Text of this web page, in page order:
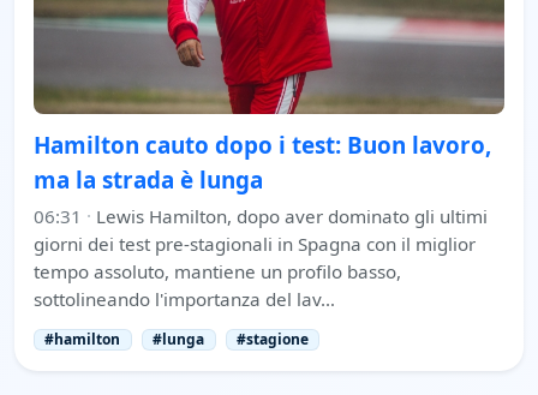
Hamilton cauto dopo i test: Buon lavoro,
ma la strada è lunga
06:31 · Lewis Hamilton, dopo aver dominato gli ultimi
giorni dei test pre-stagionali in Spagna con il miglior
tempo assoluto, mantiene un profilo basso,
sottolineando l'importanza del lav…
#hamilton #lunga #stagione